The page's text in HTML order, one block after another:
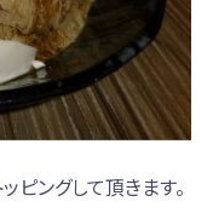
ピングして頂きます。